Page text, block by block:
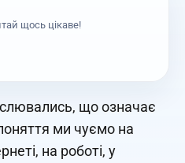
щось цікаве!
що означає
ми чуємо на
на роботі, у